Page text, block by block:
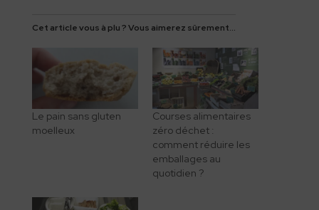
Cet article vous à plu ? Vous aimerez sûrement...
Le pain sans gluten
moelleux
Courses alimentaires
zéro déchet :
comment réduire les
emballages au
quotidien ?